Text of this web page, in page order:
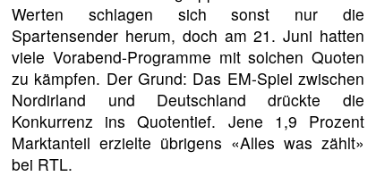
Werten schlagen sich sonst nur die
Spartensender herum, doch am 21. Juni hatten
viele Vorabend-Programme mit solchen Quoten
zu kämpfen. Der Grund: Das EM-Spiel zwischen
Nordirland und Deutschland drückte die
Konkurrenz ins Quotentief. Jene 1,9 Prozent
Marktanteil erzielte übrigens «Alles was zählt»
bei RTL.